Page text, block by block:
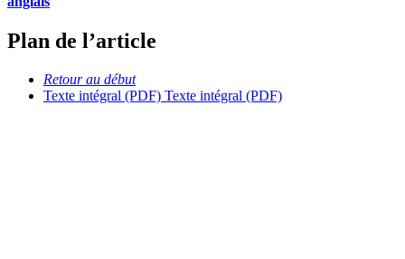
Plan de l’article
Retour au début
Texte intégral (PDF) Texte intégral (PDF)